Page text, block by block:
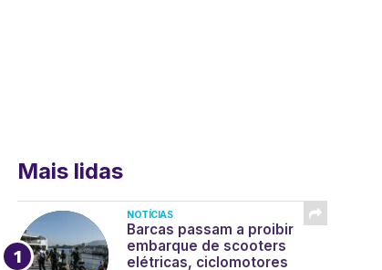
Mais lidas
NOTÍCIAS
Barcas passam a proibir
embarque de scooters
elétricas, ciclomotores